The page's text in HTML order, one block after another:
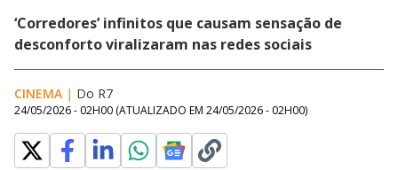
‘Corredores’ infinitos que causam sensação de
desconforto viralizaram nas redes sociais
CINEMA | Do R7
24/05/2026 - 02H00 (ATUALIZADO EM 24/05/2026 - 02H00)